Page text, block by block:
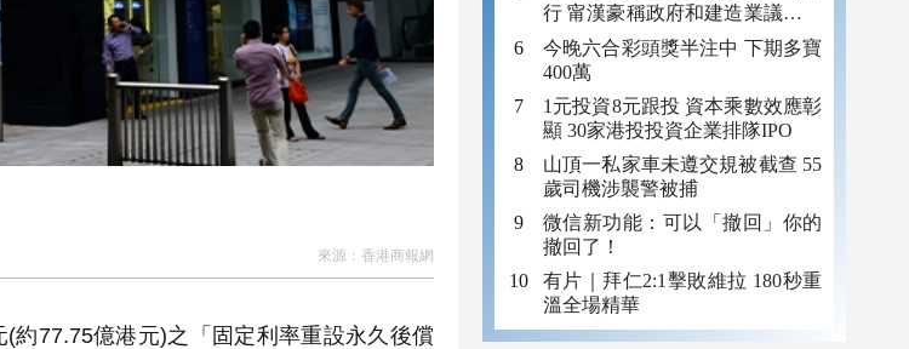
來源： 香港商報網
77.75億港元)之「固定利率重設永久後償
行 甯漢豪稱政府和建造業議會做
好培訓工作
今晚六合彩頭獎半注中 下期多寶
400萬
1元投資8元跟投 資本乘數效應彰
顯 30家港投投資企業排隊IPO
山頂一私家車未遵交規被截查 55
歲司機涉襲警被捕
微信新功能：可以「撤回」你的
撤回了！
有片｜拜仁2:1擊敗維拉 180秒重
溫全場精華